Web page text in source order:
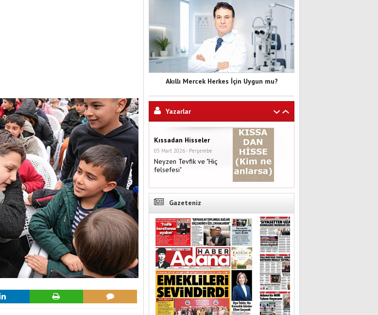
Akıllı Mercek Herkes İçin Uygun mu?
Yazarlar
Kıssadan Hisseler
05 Mart 2026 - Perşembe
Neyzen Tevfik ve "Hiç
felsefesi"
Gazeteniz